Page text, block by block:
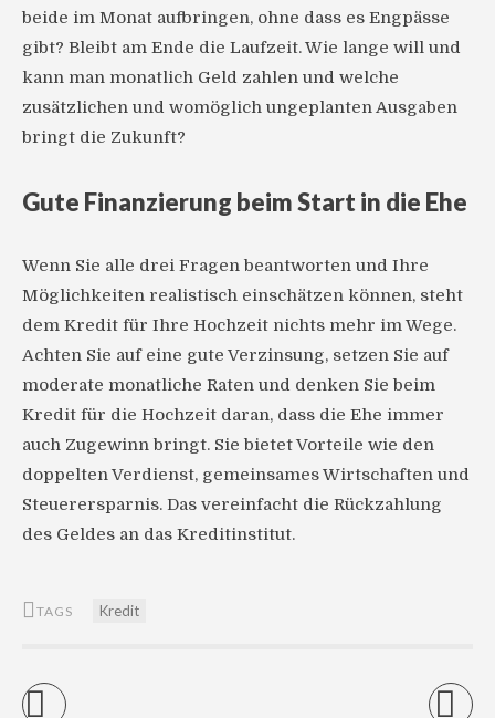
beide im Monat aufbringen, ohne dass es Engpässe
gibt? Bleibt am Ende die Laufzeit. Wie lange will und
kann man monatlich Geld zahlen und welche
zusätzlichen und womöglich ungeplanten Ausgaben
bringt die Zukunft?
Gute Finanzierung beim Start in die Ehe
Wenn Sie alle drei Fragen beantworten und Ihre
Möglichkeiten realistisch einschätzen können, steht
dem Kredit für Ihre Hochzeit nichts mehr im Wege.
Achten Sie auf eine gute Verzinsung, setzen Sie auf
moderate monatliche Raten und denken Sie beim
Kredit für die Hochzeit daran, dass die Ehe immer
auch Zugewinn bringt. Sie bietet Vorteile wie den
doppelten Verdienst, gemeinsames Wirtschaften und
Steuerersparnis. Das vereinfacht die Rückzahlung
des Geldes an das Kreditinstitut.
TAGS Kredit